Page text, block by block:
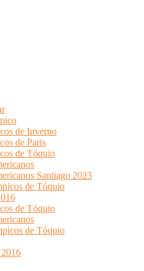
de Inverno
de Paris
de Tóquio
Santiago 2023
de Tóquio
de Tóquio
de Tóquio